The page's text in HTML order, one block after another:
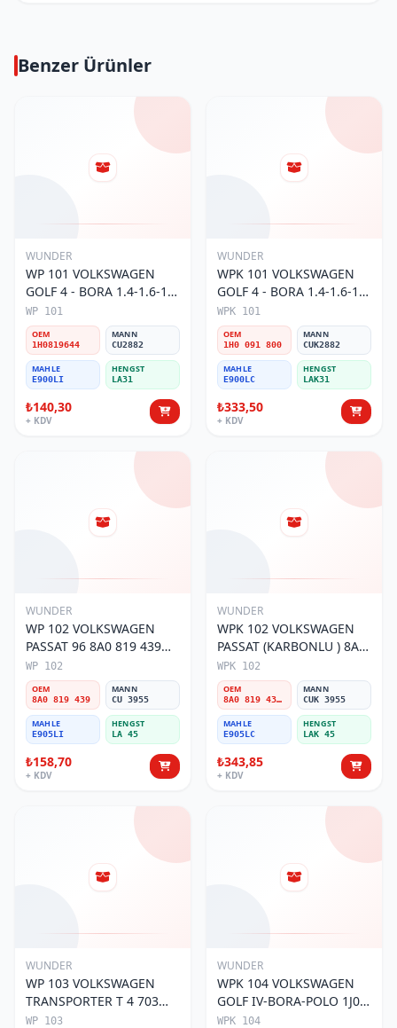
Benzer Ürünler
WUNDER
WP 101 VOLKSWAGEN
GOLF 4 - BORA 1.4-1.6-1.8
POLO III 1H0 819 644
Polen Filtresi
WP 101
OEM
1H0819644
MANN
CU2882
MAHLE
E900LI
HENGST
LA31
₺140,30
+ KDV
WUNDER
WPK 101 VOLKSWAGEN
GOLF 4 - BORA 1.4-1.6-1.8
POLO III KARBONLU 1H0
091 800 Polen Filtresi
WPK 101
OEM
1H0 091 800
MANN
CUK2882
MAHLE
E900LC
HENGST
LAK31
₺333,50
+ KDV
WUNDER
WP 102 VOLKSWAGEN
PASSAT 96 8A0 819 439
Polen Filtresi
WP 102
OEM
8A0 819 439
MANN
CU 3955
MAHLE
E905LI
HENGST
LA 45
₺158,70
+ KDV
WUNDER
WPK 102 VOLKSWAGEN
PASSAT (KARBONLU ) 8A0
819 439B Polen Filtresi
WPK 102
OEM
8A0 819 439B
MANN
CUK 3955
MAHLE
E905LC
HENGST
LAK 45
₺343,85
+ KDV
WUNDER
WP 103 VOLKSWAGEN
TRANSPORTER T 4 703
819 989 Polen Filtresi
WP 103
WUNDER
WPK 104 VOLKSWAGEN
GOLF IV-BORA-POLO 1J0
819 644 Polen Filtresi
WPK 104